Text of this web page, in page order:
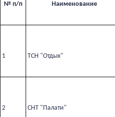
№ п/п Наименование
1 ТСН "Отдых"
2 СНТ "Палати"